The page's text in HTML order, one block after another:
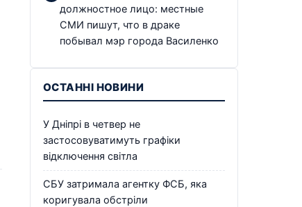
должностное лицо: местные
СМИ пишут, что в драке
побывал мэр города Василенко
ОСТАННІ НОВИНИ
У Дніпрі в четвер не
застосовуватимуть графіки
відключення світла
СБУ затримала агентку ФСБ, яка
коригувала обстріли